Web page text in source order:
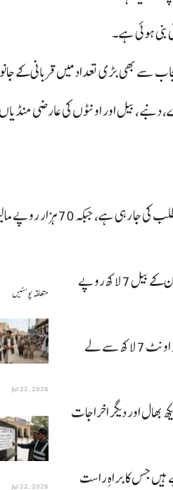
بنی ہوئی ہے۔
سے بھی بڑی تعداد میں قربانی کے
بیل اور اونٹوں کی عارضی
جو بکرے گزشتہ سال 40سے 50 ہزار روپے میں
متعلقہ پوسٹیں
Jul 22, 2026
Jul 22, 2026
اسی طرح بیلوں کی قیمتوں میں بھی نمایاں اضافہ دیکھنے میں آ رہا ہے؛ مویشی منڈیوں میں 4 من وزنی بیل تقریبا 3 لاکھ روپے جبکہ 5 من کے بیل 7 لاکھ روپے
دوسری جانب اونٹوں کی قیمتیں بھی عام شہریوں کی پہنچ سے بالکل باہر دکھائی دے رہی ہیں اور بیوپاریوں کے مطابق بڑے اور صحت مند اونٹ 7 لاکھ سے لے
بھال اور دیگر اخراجات
ہیں جس کا براہِ راست